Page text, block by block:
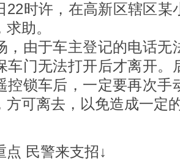
时许，在高新区辖区某
助。
，由于车主登记的电话无
车门无法打开后才离开。
控锁车后，一定要再次手
方可离去，以免造成一定
点 民警来支招↓